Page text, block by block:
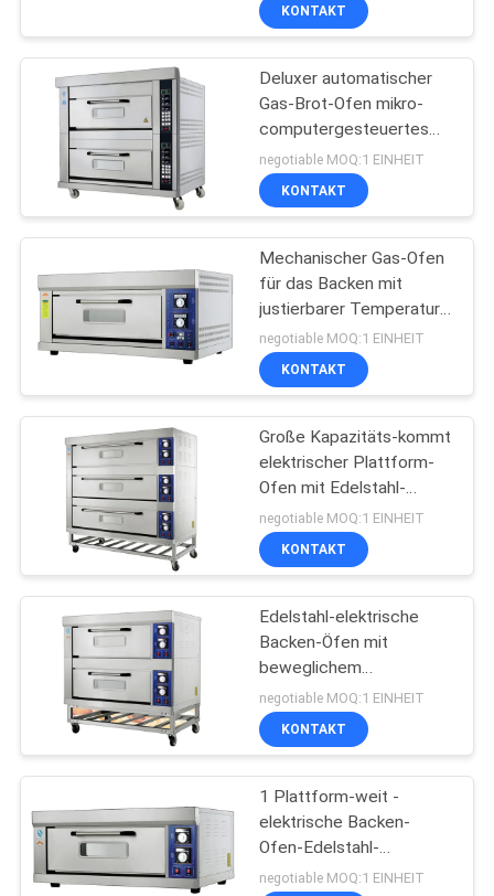
QUALITÄTSKONTROLLE
TRETEN
UNS
VERBINDUNG
FÄLLE
SITEMAP
PRIVACY
POLICY
Chinesischer
Kochherd
Elektrische Backen-
Öfen
Kommerzieller
elektrischer
Dampfer
32
Handelsbuffet-
Smart-Voreinstellung
KONTAKT
Deluxer automatischer
Gas-Brot-Ofen mikro-
computergesteuertes
120W 220V
negotiable MOQ:1 EINHEIT
KONTAKT
Mechanischer Gas-Ofen
für das Backen mit
justierbarer Temperatur
20 | 400°C der zeitlichen
Regelung Steuer
negotiable MOQ:1 EINHEIT
KONTAKT
Große Kapazitäts-kommt
elektrischer Plattform-
Ofen mit Edelstahl-
Äußer-Kammer
negotiable MOQ:1 EINHEIT
KONTAKT
Edelstahl-elektrische
Backen-Öfen mit
beweglichem
Gestell/unabhängigen
Kammern und
justierbarer Temperatur
negotiable MOQ:1 EINHEIT
KONTAKT
1 Plattform-weit -
elektrische Backen-
Ofen-Edelstahl-
ausgeglichenes Glas-
negotiable MOQ:1 EINHEIT